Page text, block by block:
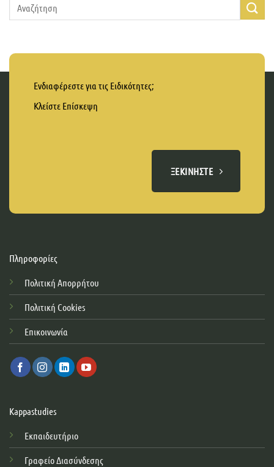
Ενδιαφέρεστε για τις Ειδικότητες;
Κλείστε Επίσκεψη
ΞΕΚΙΝΉΣΤΕ
Πληροφορίες
Πολιτική Απορρήτου
Πολιτική Cookies
Επικοινωνία
Kappastudies
Εκπαιδευτήριο
Γραφείο Διασύνδεσης